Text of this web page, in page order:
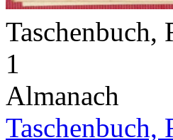
Taschenbuch,
1
Almanach
Taschenbuch,